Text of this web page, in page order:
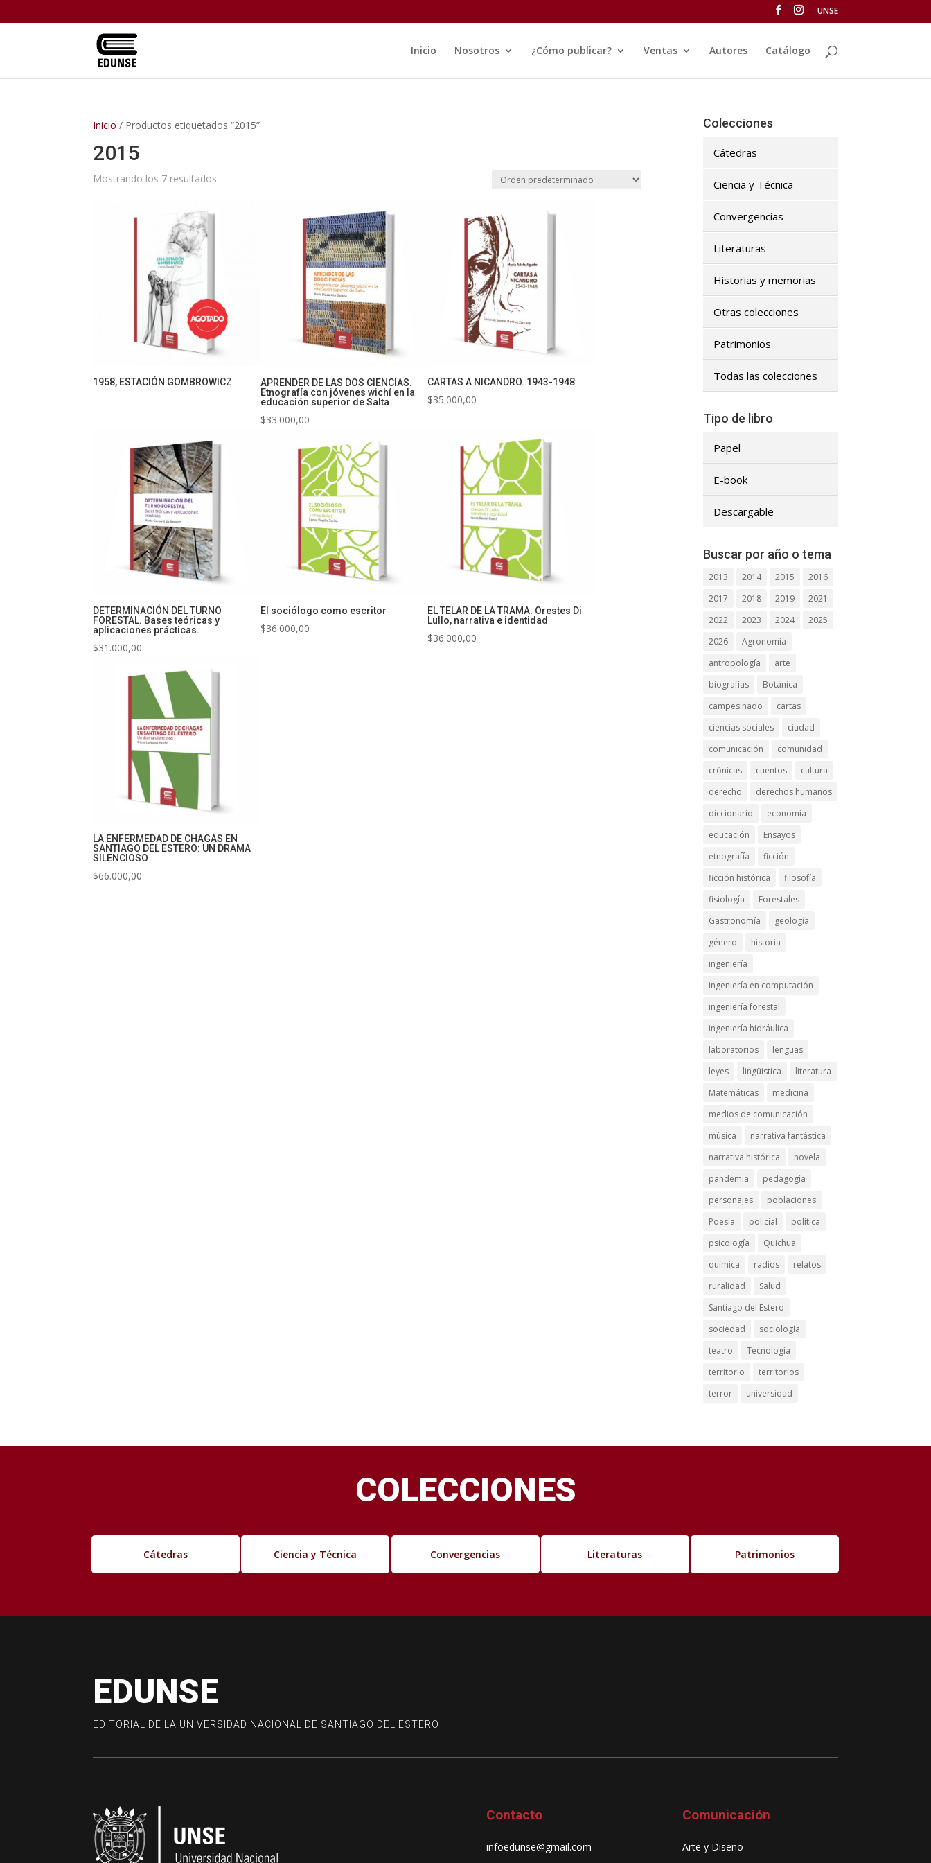
UNSE
Inicio Nosotros ¿Cómo publicar? Ventas Autores Catálogo
Inicio / Productos etiquetados “2015”
2015
Mostrando los 7 resultados
1958, ESTACIÓN GOMBROWICZ
APRENDER DE LAS DOS CIENCIAS.
Etnografía con jóvenes wichí en la
educación superior de Salta
$33.000,00
CARTAS A NICANDRO. 1943-1948
$35.000,00
DETERMINACIÓN DEL TURNO
FORESTAL. Bases teóricas y
aplicaciones prácticas.
$31.000,00
El sociólogo como escritor
$36.000,00
EL TELAR DE LA TRAMA. Orestes Di
Lullo, narrativa e identidad
$36.000,00
LA ENFERMEDAD DE CHAGAS EN
SANTIAGO DEL ESTERO: UN DRAMA
SILENCIOSO
$66.000,00
Colecciones
Cátedras
Ciencia y Técnica
Convergencias
Literaturas
Historias y memorias
Otras colecciones
Patrimonios
Todas las colecciones
Tipo de libro
Papel
E-book
Descargable
Buscar por año o tema
2013 2014 2015
2016
2017
2018 2019
2021
2022
2023 2024
2025
2026
Agronomía
antropología
arte
biografías
Botánica
campesinado
cartas
ciencias sociales
ciudad
comunicación
comunidad
crónicas
cuentos
cultura
derecho
derechos humanos
diccionario
economía
educación
Ensayos
etnografía
ficción
ficción histórica
filosofía
fisiología
Forestales
Gastronomía
geología
género
historia
ingeniería
ingeniería en computación
ingeniería forestal
ingeniería hidráulica
laboratorios
lenguas
leyes
lingüistica
literatura
Matemáticas
medicina
medios de comunicación
música
narrativa fantástica
narrativa histórica
novela
pandemia
pedagogía
personajes
poblaciones
Poesía
policial
política
psicología
Quichua
química
radios
relatos
ruralidad
Salud
Santiago del Estero
sociedad
sociología
teatro
Tecnología
territorio
territorios
terror
universidad
COLECCIONES
Cátedras Ciencia y Técnica Convergencias Literaturas Patrimonios
EDUNSE
EDITORIAL DE LA UNIVERSIDAD NACIONAL DE SANTIAGO DEL ESTERO
Contacto
infoedunse@gmail.com
Comunicación
Arte y Diseño